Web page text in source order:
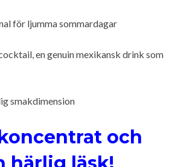
för ljumma sommardagar
en genuin mexikansk drink som
smakdimension
och